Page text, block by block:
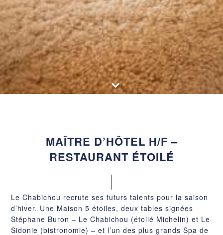
MAÎTRE D’HÔTEL H/F –
RESTAURANT ÉTOILÉ
Le Chabichou recrute ses futurs talents pour la saison
d’hiver. Une Maison 5 étoiles, deux tables signées
Stéphane Buron – Le Chabichou (étoilé Michelin) et Le
Sidonie (bistronomie) – et l’un des plus grands Spa de